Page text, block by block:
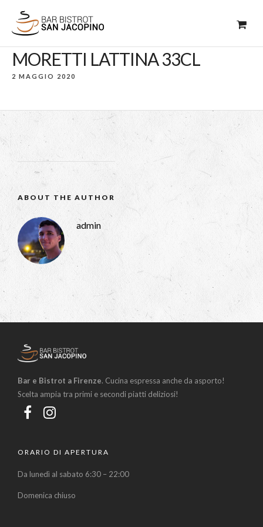
MORETTI LATTINA 33CL
2 MAGGIO 2020
ABOUT THE AUTHOR
admin
Bar e Bistrot a Firenze. Cucina espressa anche da asporto!
Scelta ampia tra primi e secondi piatti deliziosi!
ORARIO DI APERTURA
Da lunedì al sabato 6:30 – 22:00
Domenica chiuso